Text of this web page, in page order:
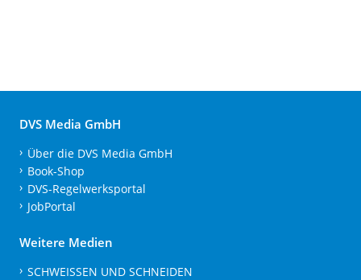
DVS Media GmbH
Über die DVS Media GmbH
Book-Shop
DVS-Regelwerksportal
JobPortal
Weitere Medien
SCHWEISSEN UND SCHNEIDEN